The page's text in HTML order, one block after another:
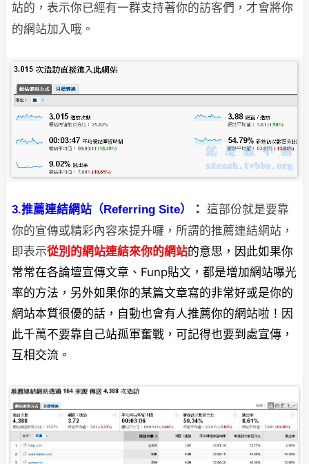
站的， 表示你已經有一群支持著你的訪客們，才會將你
的網站加入哦。
3.推薦連結網站（Referring Site）： 這部份就是要靠
你的宣傳或精彩內容來提升囉，所謂的推薦連結網站，
即表示從別 的網站連結來你的網站的意思，因此如果你
常常在各論壇宣傳文章、Funp貼文，都是增加網站嚗光
率的方法，另外如果你的某篇文章寫的非常好或是你的
網站本質很優的話，自動也會有人推薦你的網站啦！因
此千萬不要靠自己站孤軍奮戰，可記得也要到處宣傳，
互相交流。